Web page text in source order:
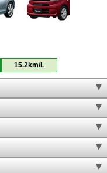
15.2km/L